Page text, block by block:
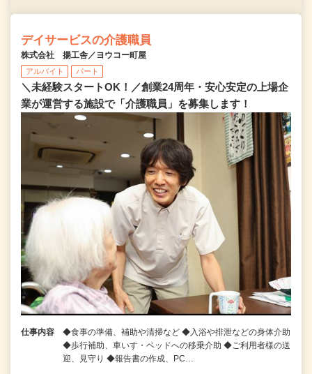
デイサービスの介護職員
株式会社 揚工舎／ヨウコー町屋
アルバイト パート
＼未経験スタートOK！／創業24周年・安心安定の上場企
業が運営する施設で「介護職員」を募集します！
仕事内容
◆食事の準備、補助や清掃など ◆入浴や排泄などの身体介助
◆歩行補助、車いす・ベッドへの移乗介助 ◆ご利用者様の送
迎、見守り ◆報告書の作成、PC…